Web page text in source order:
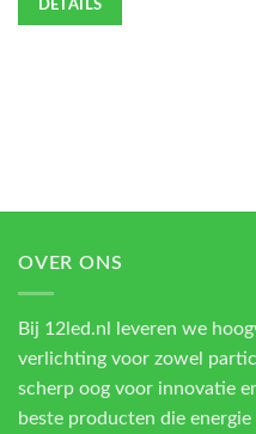
DETAILS
OVER ONS
Bij 12led.nl leveren we
verlichting voor zowel
scherp oog voor innovatie
beste producten die energie